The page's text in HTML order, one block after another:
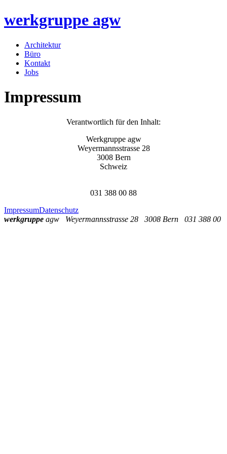
werkgruppe agw
Architektur
Büro
Kontakt
Jobs
Impressum
Verantwortlich für den Inhalt:
Werkgruppe agw
Weyermannsstrasse 28
3008 Bern
Schweiz
031 388 00 88
ImpressumDatenschutz
werkgruppe agw Weyermannsstrasse 28 3008 Bern 031 388 00